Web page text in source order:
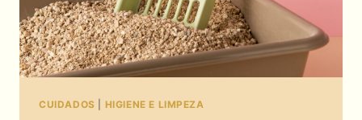
CUIDADOS HIGIENE E LIMPEZA